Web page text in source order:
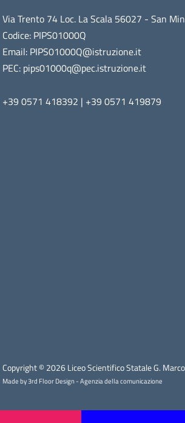
Via Trento 74 Loc. La Scala 56027 - San
Codice: PIPS01000Q
Email: PIPS01000Q@istruzione.it
PEC: pips01000q@pec.istruzione.it
+39 0571 418392 | +39 0571 419879
Copyright © 2026 Liceo Scientifico Statale G.
Made by 3rd Floor Design - Agenzia della comunicazione